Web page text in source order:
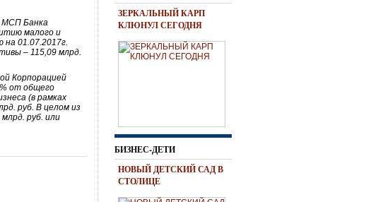
МСП Банка
малого и
01.07.2017г.
– 115,09 млрд.
Корпорацией
от общего
(в рамках
руб. В целом из
руб. или
ЗЕРКАЛЬНЫЙ КАРП
КЛЮНУЛ СЕГОДНЯ
БИЗНЕС-ДЕТИ
НОВЫЙ ДЕТСКИЙ САД В
СТОЛИЦЕ